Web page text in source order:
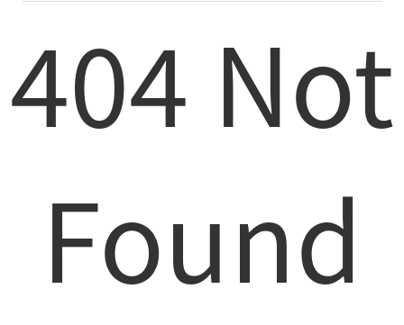
404 Not
Found